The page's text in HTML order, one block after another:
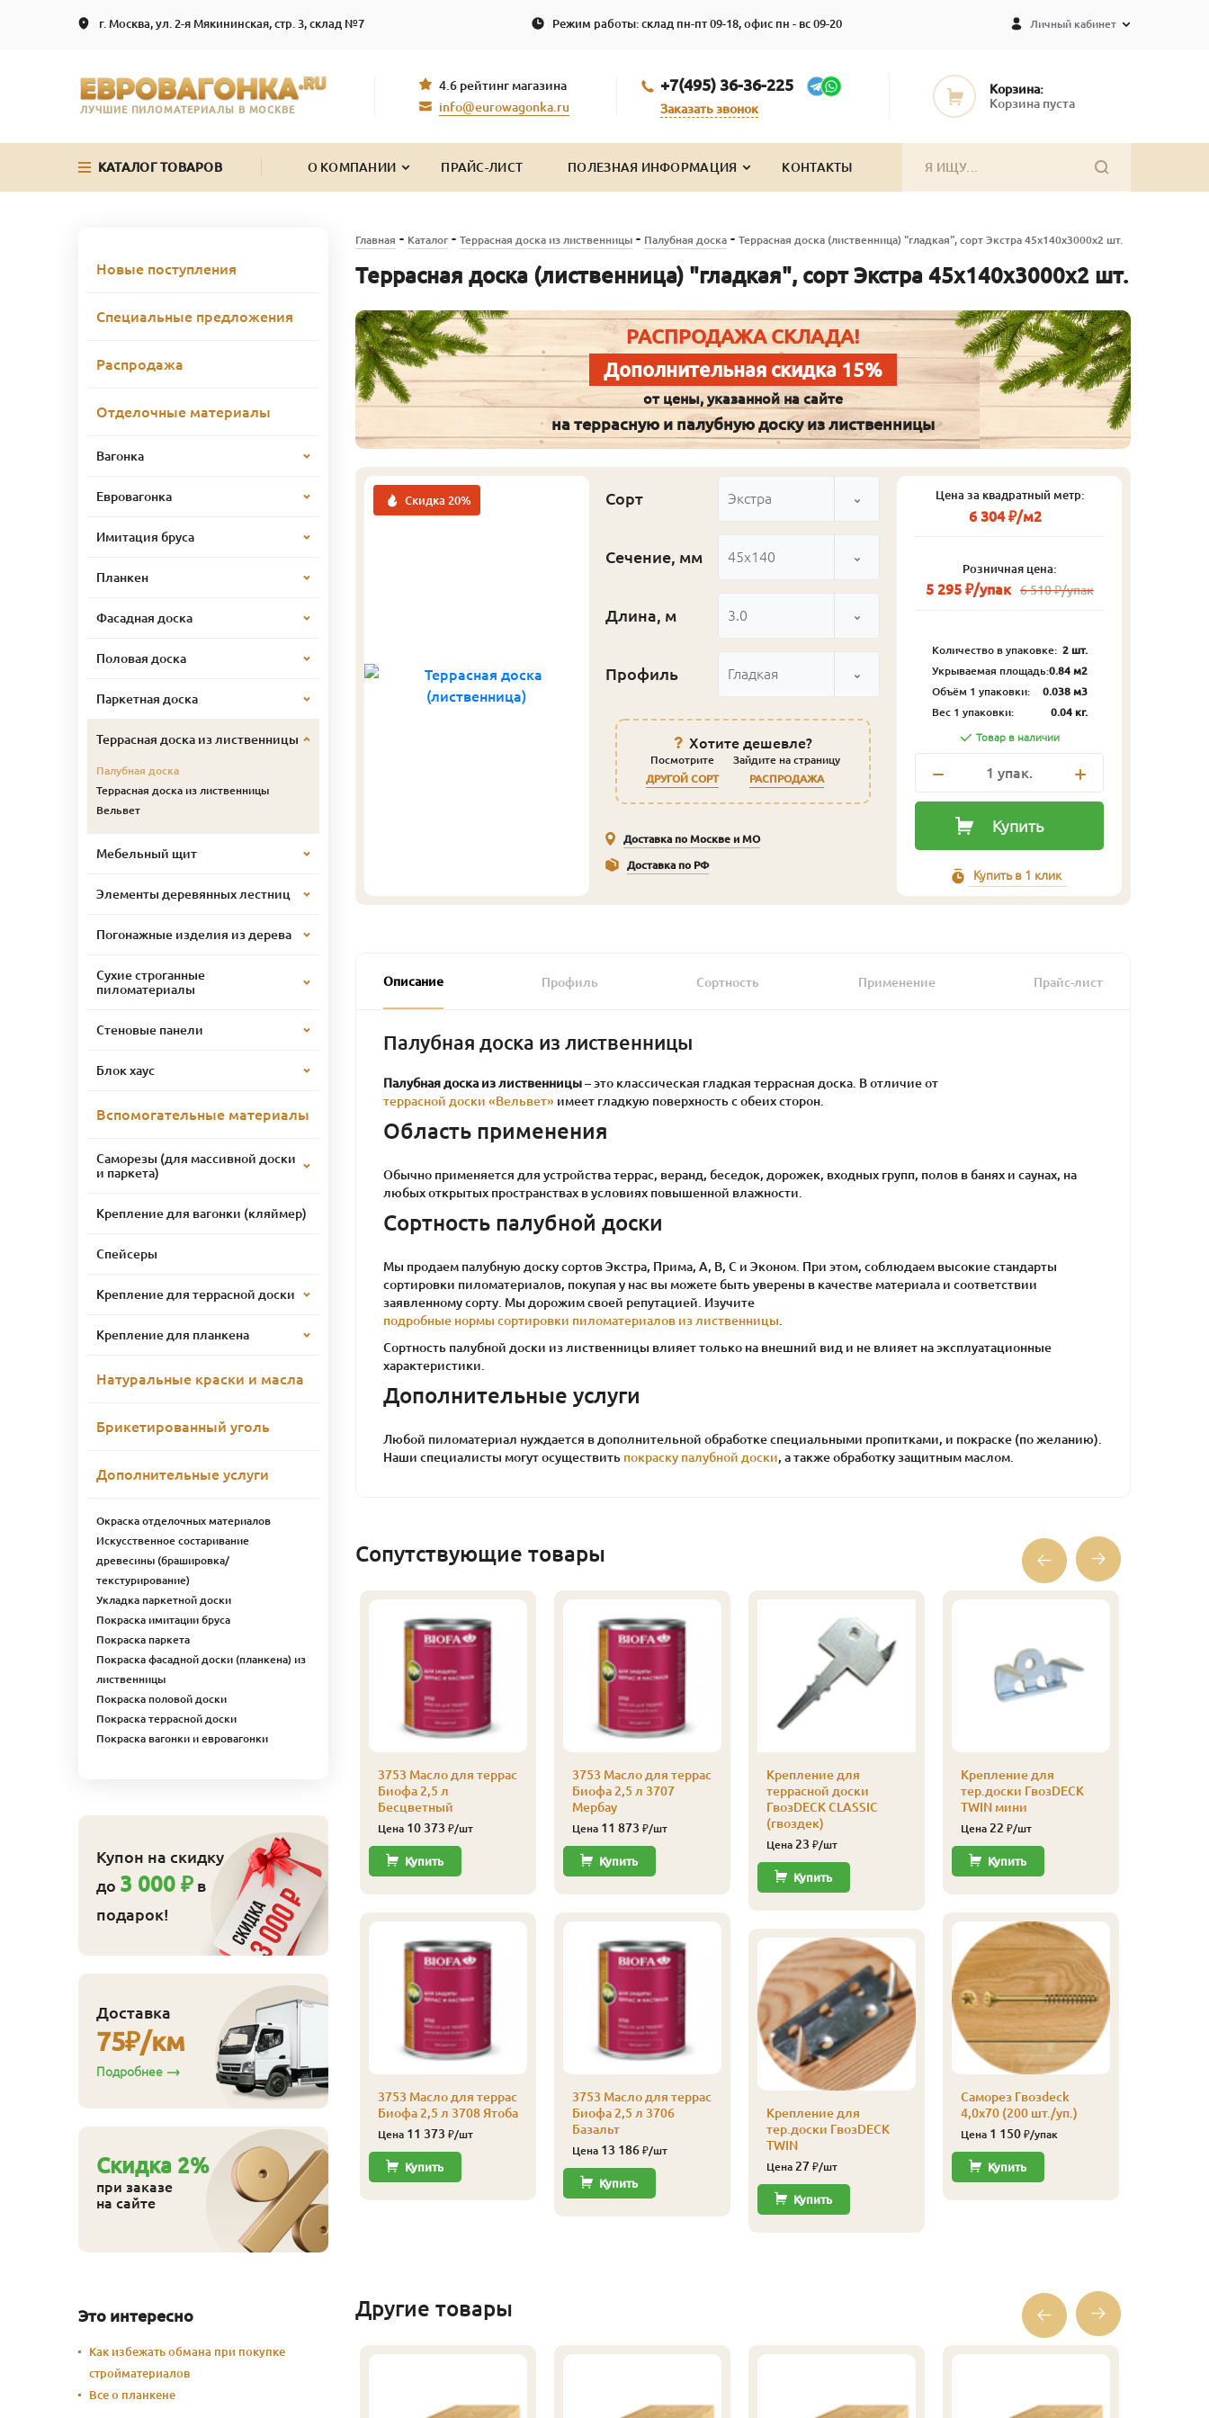
г. Москва, ул. 2-я Мякининская, стр. 3, склад №7 Режим работы: склад пн-пт 09-18, офис пн - вс 09-20 Личный кабинет
ЛУЧШИЕ ПИЛОМАТЕРИАЛЫ В МОСКВЕ
4.6 рейтинг магазина
info@eurowagonka.ru
+7(495) 36-36-225
Заказать звонок
Корзина:
Корзина пуста
КАТАЛОГ ТОВАРОВ О КОМПАНИИ ПРАЙС-ЛИСТ ПОЛЕЗНАЯ ИНФОРМАЦИЯ КОНТАКТЫ
Главная - Каталог- Террасная доска из лиственницы- Палубная доска- Террасная доска (лиственница) "гладкая", сорт Экстра 45х140х3000х2 шт.
Террасная доска (лиственница) "гладкая", сорт Экстра 45х140х3000х2 шт.
РАСПРОДАЖА СКЛАДА!
Дополнительная скидка 15%
от цены, указанной на сайте
на террасную и палубную доску из лиственницы
Скидка 20% Сорт Экстра
Сечение, мм 45x140
Длина, м 3.0
Профиль Гладкая
Хотите дешевле?
Посмотрите
ДРУГОЙ СОРТ
Зайдите на страницу
РАСПРОДАЖА
Доставка по Москве и МО
Доставка по РФ
Цена за квадратный метр:
6 304 ₽/м2
Розничная цена:
5 295 ₽/упак 6 510 ₽/упак
Количество в упаковке: 2 шт.
Укрываемая площадь:0.84 м2
Объём 1 упаковки:
0.038 м3
Вес 1 упаковки:
0.04 кг.
Товар в наличии
1 упак.
Купить
Купить в 1 клик
Описание Профиль Сортность Применение Прайс-лист
Палубная доска из лиственницы
Палубная доска из лиственницы– это классическая гладкая террасная доска. В отличие от
террасной доски «Вельвет» имеет гладкую поверхность с обеих сторон.
Область применения
Обычно применяется для устройства террас, веранд, беседок, дорожек, входных групп, полов в банях и саунах, на
любых открытых пространствах в условиях повышенной влажности.
Сортность палубной доски
Мы продаем палубную доску сортов Экстра, Прима, А, В, С и Эконом. При этом, соблюдаем высокие стандарты
сортировки пиломатериалов, покупая у нас вы можете быть уверены в качестве материала и соответствии
заявленному сорту. Мы дорожим своей репутацией. Изучите
подробные нормы сортировки пиломатериалов из лиственницы
Сортность палубной доски из лиственницы влияет только на внешний вид и не влияет на эксплуатационные
характеристики.
Дополнительные услуги
Любой пиломатериал нуждается в дополнительной обработке специальными пропитками, и покраске (по желанию).
Наши специалисты могут осуществить покраску палубной доски, а также обработку защитным маслом.
Сопутствующие товары
Гвозdeck
710
Купить
3753 Масло для террас
Биофа 2,5 л
Бесцветный
Цена 10 373 ₽/шт
Купить
3753 Масло для террас
Биофа 2,5 л 3708 Ятоба
Цена 11 373 ₽/шт
Купить
3753 Масло для террас
Биофа 2,5 л 3707
Мербау
Цена 11 873 ₽/шт
Купить
3753 Масло для террас
Биофа 2,5 л 3706
Базальт
Цена 13 186₽/шт
Купить
Крепление для
террасной доски
ГвозDECK CLASSIC
(гвоздек)
Цена 23 ₽/шт
Купить
Крепление для
тер.доски ГвозDECK
TWIN
Цена 27 ₽/шт
Купить
Крепление для
тер.доски ГвозDECK
TWIN мини
Цена 22 ₽/шт
Купить
Саморез Гвозdeck
4,0х70 (200 шт./уп.)
Цена 1 150₽/упак
Купить
Другие товары
Новые поступления
Специальные предложения
Распродажа
Отделочные материалы
Вагонка
Евровагонка
Имитация бруса
Планкен
Фасадная доска
Половая доска
Паркетная доска
Террасная доска из лиственницы
Палубная доска
Террасная доска из лиственницы
Вельвет
Мебельный щит
Элементы деревянных лестниц
Погонажные изделия из дерева
Сухие строганные
пиломатериалы
Стеновые панели
Блок хаус
Вспомогательные материалы
Саморезы (для массивной доски
и паркета)
Крепление для вагонки (кляймер)
Спейсеры
Крепление для террасной доски
Крепление для планкена
Натуральные краски и масла
Брикетированный уголь
Дополнительные услуги
Окраска отделочных материалов
Искусственное состаривание
древесины (брашировка/
текстурирование)
Укладка паркетной доски
Покраска имитации бруса
Покраска паркета
Покраска фасадной доски (планкена) из
лиственницы
Покраска половой доски
Покраска террасной доски
Покраска вагонки и евровагонки
Купон на скидку
до 3 000 ₽ в
подарок!
Доставка
75₽/км
Подробнее
Cкидка 2%
при заказе
на сайте
Это интересно
Как избежать обмана при покупке
стройматериалов
Все о планкене